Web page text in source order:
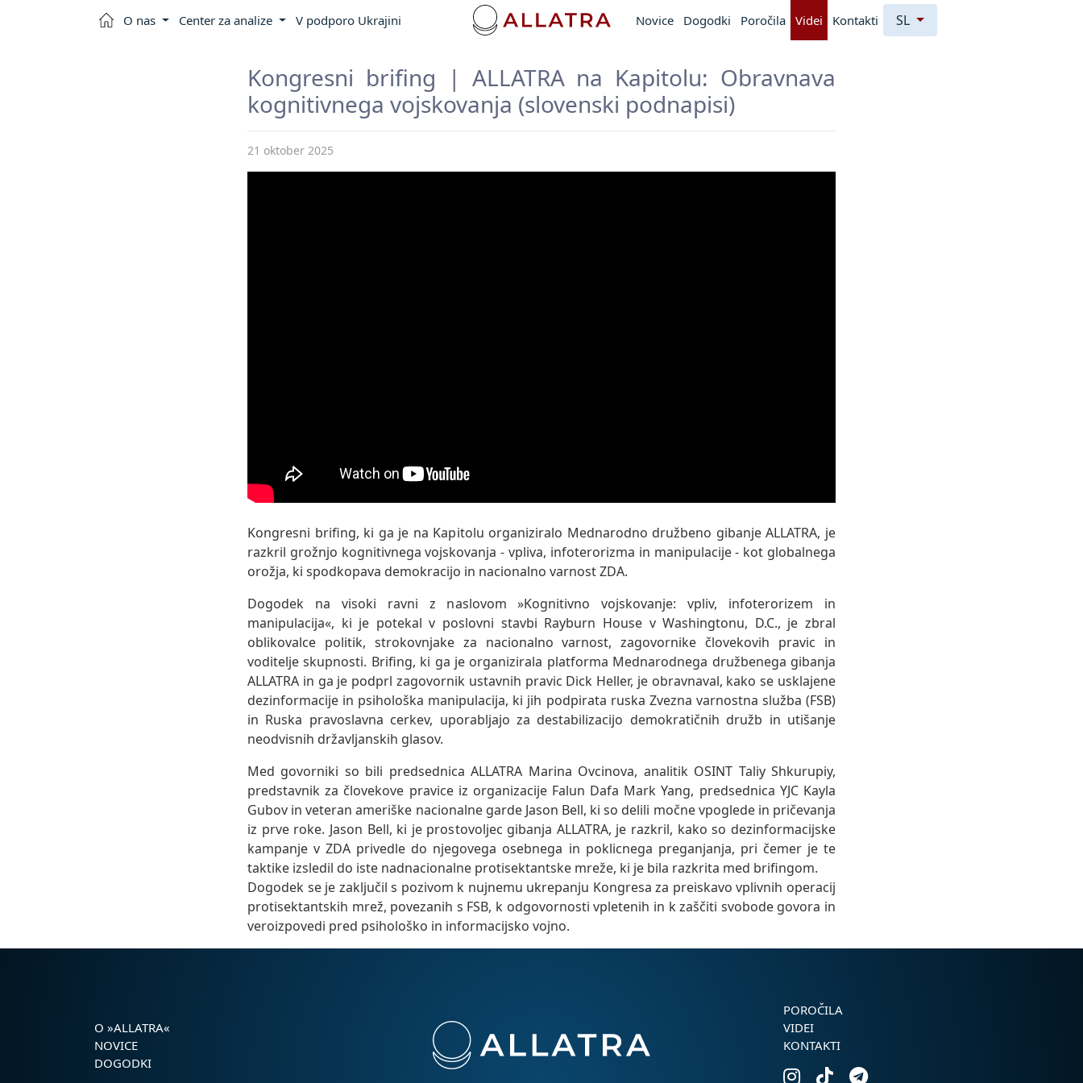
O nas Center za analize V podporo Ukrajini Novice Dogodki Poročila Videi Kontakti SL
Kongresni brifing | ALLATRA na Kapitolu: Obravnava
kognitivnega vojskovanja (slovenski podnapisi)
21 oktober 2025
Kongresni brifing, ki ga je na Kapitolu organiziralo Mednarodno družbeno gibanje ALLATRA, je
razkril grožnjo kognitivnega vojskovanja - vpliva, infoterorizma in manipulacije - kot globalnega
orožja, ki spodkopava demokracijo in nacionalno varnost ZDA.
Dogodek na visoki ravni z naslovom »Kognitivno vojskovanje: vpliv, infoterorizem in
manipulacija«, ki je potekal v poslovni stavbi Rayburn House v Washingtonu, D.C., je zbral
oblikovalce politik, strokovnjake za nacionalno varnost, zagovornike človekovih pravic in
voditelje skupnosti. Brifing, ki ga je organizirala platforma Mednarodnega družbenega gibanja
ALLATRA in ga je podprl zagovornik ustavnih pravic Dick Heller, je obravnaval, kako se usklajene
dezinformacije in psihološka manipulacija, ki jih podpirata ruska Zvezna varnostna služba (FSB)
in Ruska pravoslavna cerkev, uporabljajo za destabilizacijo demokratičnih družb in utišanje
neodvisnih državljanskih glasov.
Med govorniki so bili predsednica ALLATRA Marina Ovcinova, analitik OSINT Taliy Shkurupiy,
predstavnik za človekove pravice iz organizacije Falun Dafa Mark Yang, predsednica YJC Kayla
Gubov in veteran ameriške nacionalne garde Jason Bell, ki so delili močne vpoglede in pričevanja
iz prve roke. Jason Bell, ki je prostovoljec gibanja ALLATRA, je razkril, kako so dezinformacijske
kampanje v ZDA privedle do njegovega osebnega in poklicnega preganjanja, pri čemer je te
taktike izsledil do iste nadnacionalne protisektantske mreže, ki je bila razkrita med brifingom.
Dogodek se je zaključil s pozivom k nujnemu ukrepanju Kongresa za preiskavo vplivnih operacij
protisektantskih mrež, povezanih s FSB, k odgovornosti vpletenih in k zaščiti svobode govora in
veroizpovedi pred psihološko in informacijsko vojno.
O »ALLATRA«
NOVICE
DOGODKI
POROČILA
VIDEI
KONTAKTI